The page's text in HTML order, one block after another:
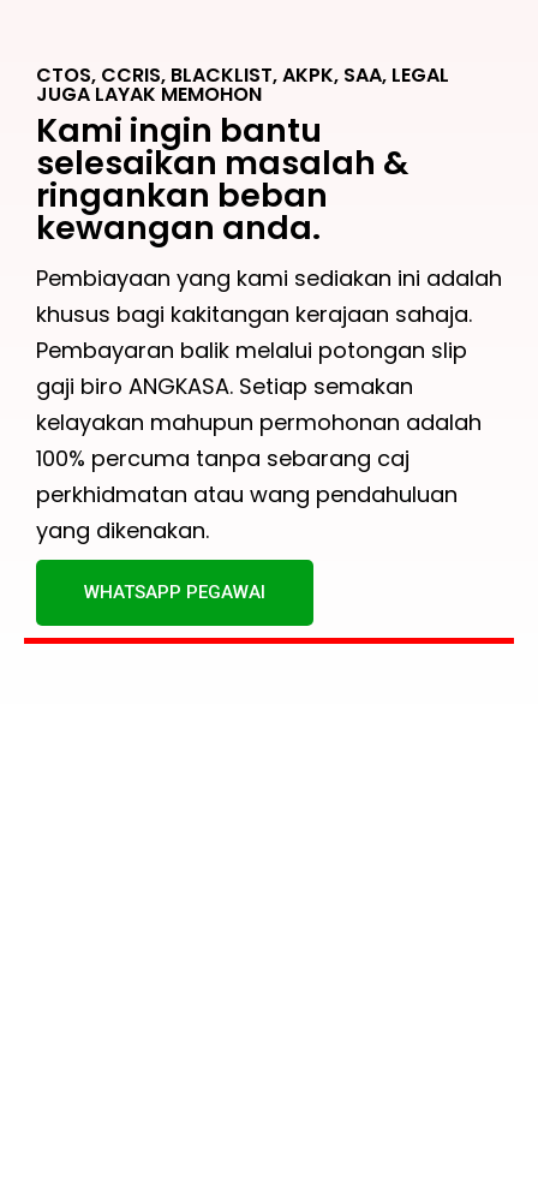
CTOS, CCRIS, BLACKLIST, AKPK, SAA, LEGAL
JUGA LAYAK MEMOHON
Kami ingin bantu
selesaikan masalah &
ringankan beban
kewangan anda.
Pembiayaan yang kami sediakan ini adalah
khusus bagi kakitangan kerajaan sahaja.
Pembayaran balik melalui potongan slip
gaji biro ANGKASA. Setiap semakan
kelayakan mahupun permohonan adalah
100% percuma tanpa sebarang caj
perkhidmatan atau wang pendahuluan
yang dikenakan.
WHATSAPP PEGAWAI